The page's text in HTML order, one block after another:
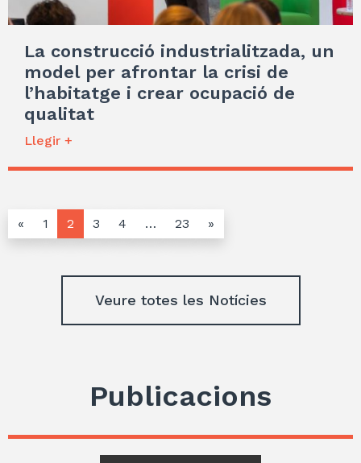
La construcció industrialitzada, un
model per afrontar la crisi de
l’habitatge i crear ocupació de
qualitat
Llegir +
« 1 2 3 4 … 23 »
Veure totes les Notícies
Publicacions